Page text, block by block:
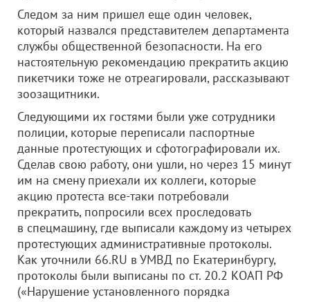
Следом за ним пришел еще один человек,
который назвался представителем департамента
службы общественной безопасности. На его
настоятельную рекомендацию прекратить акцию
пикетчики тоже не отреагировали, рассказывают
зоозащитники.
Следующими их гостями были уже сотрудники
полиции, которые переписали паспортные
данные протестующих и сфотографировали их.
Сделав свою работу, они ушли, но через 15 минут
им на смену приехали их коллеги, которые
акцию протеста все-таки потребовали
прекратить, попросили всех проследовать
в спецмашину, где выписали каждому из четырех
протестующих административные протоколы.
Как уточнили 66.RU в УМВД по Екатеринбургу,
протоколы были выписаны по ст. 20.2 КОАП РФ
(«Нарушение установленного порядка